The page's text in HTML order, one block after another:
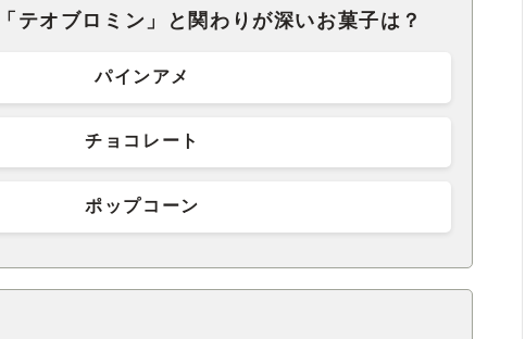
テオブロミン」と関わりが深いお菓子は？
パインアメ
チョコレート
ポップコーン